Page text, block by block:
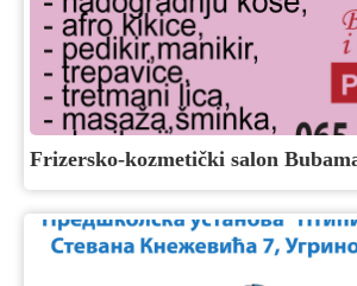
Frizersko-kozmetički salon